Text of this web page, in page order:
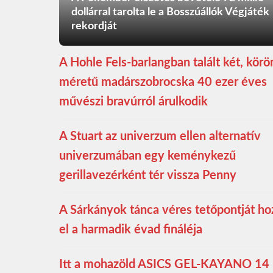
dollárral tarolta le a Bosszúállók Végjáték
rekordját
A Hohle Fels-barlangban talált két,
méretű madárszobrocska 40 ezer éves
művészi bravúrról árulkodik
A Stuart az univerzum ellen alternatív
univerzumában egy keménykezű
gerillavezérként tér vissza Penny
A Sárkányok tánca véres tetőpontját
el a harmadik évad fináléja
Itt a mohazöld ASICS GEL-KAYANO 14